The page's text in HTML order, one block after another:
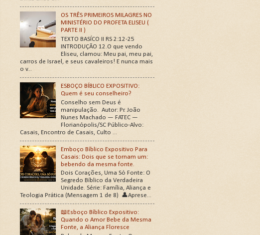
OS TRÊS PRIMEIROS MILAGRES NO
MINISTÉRIO DO PROFETA ELISEU (
PARTE II )
TEXTO BASÍCO II RS 2:12-25
INTRODUÇÃO 12.O que vendo
Eliseu, clamou: Meu pai, meu pai,
carros de Israel, e seus cavaleiros! E nunca mais
o v...
ESBOÇO BÍBLICO EXPOSITIVO:
Quem é seu conselheiro?
Conselho sem Deus é
manipulação. Autor: Pr. João
Nunes Machado — FATEC —
Florianópolis/SC Público-Alvo:
Casais, Encontro de Casais, Culto ...
Emboço Bíblico Expositivo Para
Casais: Dois que se tornam um:
bebendo da mesma fonte.
Dois Corações, Uma Só Fonte: O
Segredo Bíblico da Verdadeira
Unidade. Série: Família, Aliança e
Teologia Prática (Mensagem 1 de 8) 👤Aprese...
📖Esboço Bíblico Expositivo:
Quando o Amor Bebe da Mesma
Fonte, a Aliança Floresce